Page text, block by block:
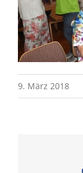
9. März 2018